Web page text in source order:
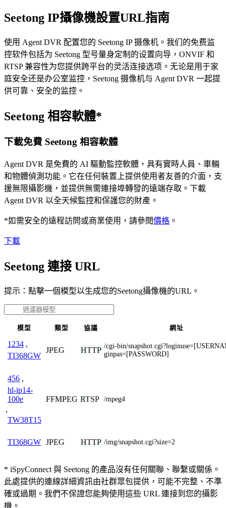
Seetong IP攝像機設置URL指南
使用 Agent DVR 配置您的 Seetong IP 摄像机。我们的免费监
控软件包括为 Seetong 型号量身定制的设置向导，ONVIF 和
RTSP 兼容性为您提供跨平台的灵活连接选项。无论是用于家
庭安全还是办公室监控，Seetong 摄像机与 Agent DVR 一起提
供可靠、安全的监控。
Seetong 相容軟體*
下載免費 Seetong 相容軟體
Agent DVR 是免費的 AI 驅動監控軟體，具有實時人員、車輛
和物體偵測功能。它在任何裝置上提供使用者友善的介面，支
援無限攝影機，並提供無需連接埠轉發的遠端存取。下載
Agent DVR 以全天候監控和保護您的財產。
*如需安全的遠程訪問或商業使用，請參閱價格 。
下載
Seetong 連接 URL
提示：點擊一個模型以生成您的Seetong攝像機的URL。
模型 類型 協議 網址
1234 ,
TI368GW
JPEG HTTP /cgi-bin/
ginpas=[PASSWORD]
456 ,
hl-ip14-
100e
,
TW38T15
FFMPEG RTSP /mpeg4
TI368GW JPEG HTTP /img/snapshot.cgi?size=2
* iSpyConnect 與 Seetong 的產品沒有任何關聯、聯繫或關係。
此處提供的連線詳細資訊由社群眾包提供，可能不完整、不準
確或過期。我們不保證您能夠使用這些 URL 連接到您的攝影
機。